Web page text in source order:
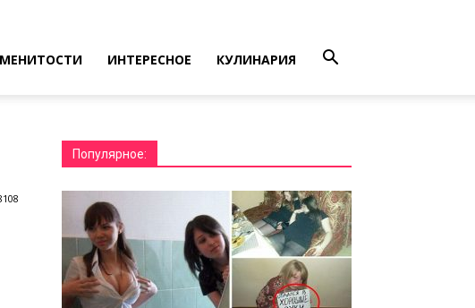
ИНТЕРЕСНОЕ КУЛИНАРИЯ
Популярное: